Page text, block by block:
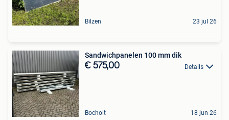
Bilzen 23 jul 26
Sandwichpanelen 100 mm dik
€ 575,00 Details
Bocholt 18 jun 26